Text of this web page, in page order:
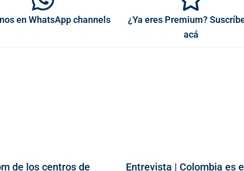
en WhatsApp channels
¿Ya eres Premium?
acá
de los centros de Entrevista | Colombia es